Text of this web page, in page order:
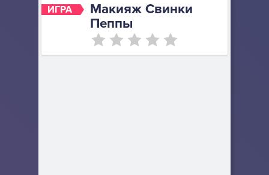
ИГРА
Макияж Свинки
Пеппы